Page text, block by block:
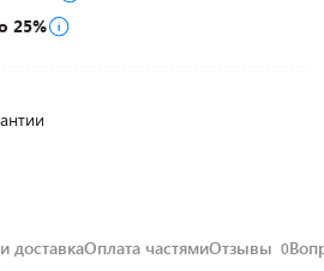
25%
доставкаОплата частямиОтзывы 0